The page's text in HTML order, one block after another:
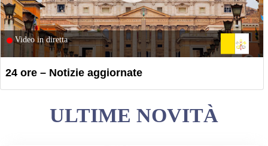
Video in diretta
24 ore – Notizie aggiornate
ULTIME NOVITÀ